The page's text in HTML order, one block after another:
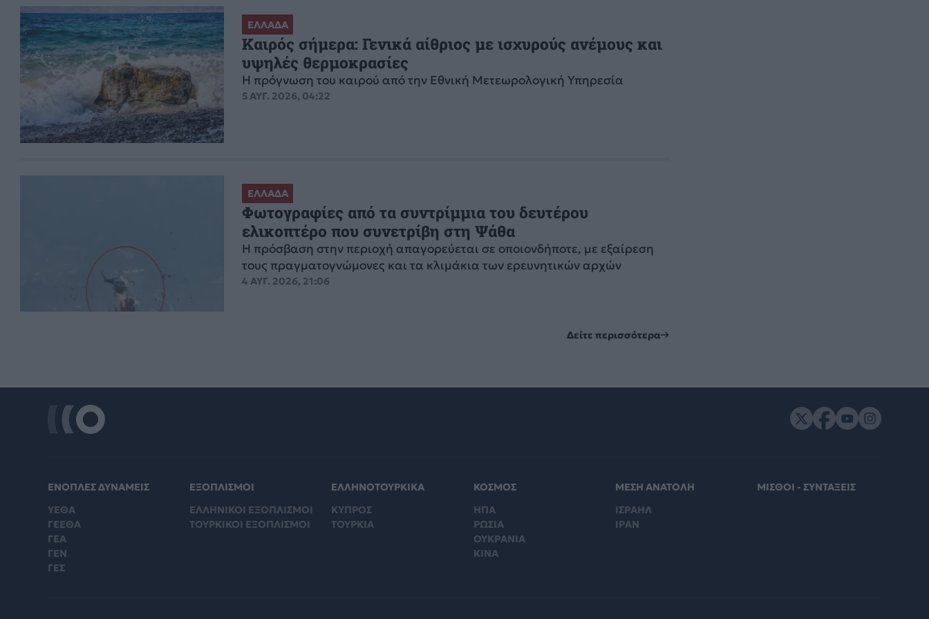
ΕΛΛΑΔΑ
Καιρός σήμερα: Γενικά αίθριος με ισχυρούς ανέμους και
υψηλές θερμοκρασίες
Η πρόγνωση του καιρού από την Εθνική Μετεωρολογική Υπηρεσία
5 ΑΥΓ. 2026, 04:22
ΕΛΛΑΔΑ
Φωτογραφίες από τα συντρίμμια του δευτέρου
ελικοπτέρο που συνετρίβη στη Ψάθα
Η πρόσβαση στην περιοχή απαγορεύεται σε οποιονδήποτε, με εξαίρεση
τους πραγματογνώμονες και τα κλιμάκια των ερευνητικών αρχών
4 ΑΥΓ. 2026, 21:06
Δείτε περισσότερα
ΕΝΟΠΛΕΣ ΔΥΝΑΜΕΙΣ
ΥΕΘΑ
ΓΕΕΘΑ
ΓΕΑ
ΓΕΝ
ΓΕΣ
ΕΞΟΠΛΙΣΜΟΙ
ΕΛΛΗΝΙΚΟΙ ΕΞΟΠΛΙΣΜΟΙ
ΤΟΥΡΚΙΚΟΙ ΕΞΟΠΛΙΣΜΟΙ
ΕΛΛΗΝΟΤΟΥΡΚΙΚΑ
ΚΥΠΡΟΣ
ΤΟΥΡΚΙΑ
ΚΟΣΜΟΣ
ΗΠΑ
ΡΩΣΙΑ
ΟΥΚΡΑΝΙΑ
ΚΙΝΑ
ΜΕΣΗ ΑΝΑΤΟΛΗ
ΙΣΡΑΗΛ
ΙΡΑΝ
ΜΙΣΘΟΙ - ΣΥΝΤΑΞΕΙΣ